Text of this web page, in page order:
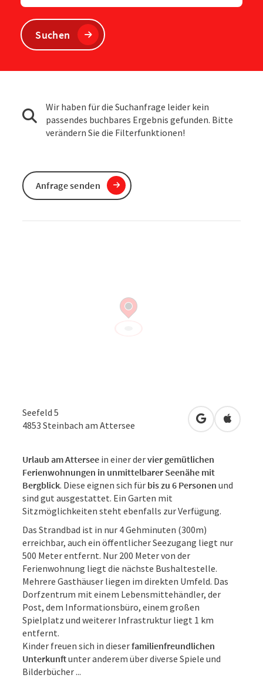
Seefeld 5
4853 Steinbach am Attersee in Google
in
Urlaub am Attersee in einer dervier gemütlichen
Ferienwohnungen in unmittelbarer Seenähe mit
Bergblick. Diese eignen sich für bis zu 6 Personen und
sind gut ausgestattet. Ein Garten mit
Sitzmöglichkeiten steht ebenfalls zur Verfügung.
Das Strandbad ist in nur 4 Gehminuten (300m)
erreichbar, auch ein öffentlicher Seezugang liegt nur
500 Meter entfernt. Nur 200 Meter von der
Ferienwohnung liegt die nächste Bushaltestelle.
Mehrere Gasthäuser liegen im direkten Umfeld. Das
Dorfzentrum mit einem Lebensmittehändler, der
Post, dem Informationsbüro, einem großen
Spielplatz und weiterer Infrastruktur liegt 1 km
entfernt.
Kinder freuen sich in dieserfamilienfreundlichen
Unterkunftunter anderem über diverse Spiele und
Bilderbücher ...
Suchen
Wir haben für die Suchanfrage leider kein
passendes buchbares Ergebnis gefunden. Bitte
verändern Sie die Filterfunktionen!
Anfrage senden